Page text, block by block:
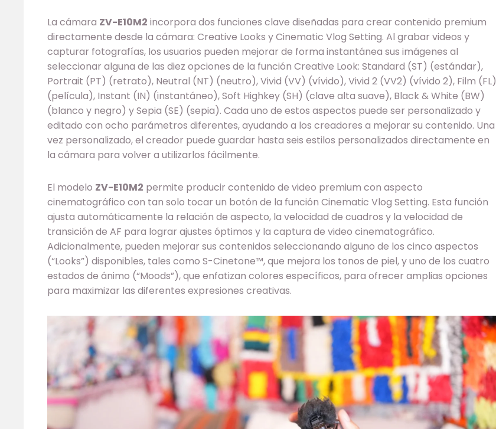
La cámara ZV-E10M2 incorpora dos funciones clave diseñadas para crear contenido premium
directamente desde la cámara: Creative Looks y Cinematic Vlog Setting. Al grabar videos y
capturar fotografías, los usuarios pueden mejorar de forma instantánea sus imágenes al
seleccionar alguna de las diez opciones de la función Creative Look: Standard (ST) (estándar),
Portrait (PT) (retrato), Neutral (NT) (neutro), Vivid (VV) (vívido), Vivid 2 (VV2) (vívido 2), Film (FL)
(película), Instant (IN) (instantáneo), Soft Highkey (SH) (clave alta suave), Black & White (BW)
(blanco y negro) y Sepia (SE) (sepia). Cada uno de estos aspectos puede ser personalizado y
editado con ocho parámetros diferentes, ayudando a los creadores a mejorar su contenido. Una
vez personalizado, el creador puede guardar hasta seis estilos personalizados directamente en
la cámara para volver a utilizarlos fácilmente.
El modelo ZV-E10M2 permite producir contenido de video premium con aspecto
cinematográfico con tan solo tocar un botón de la función Cinematic Vlog Setting. Esta función
ajusta automáticamente la relación de aspecto, la velocidad de cuadros y la velocidad de
transición de AF para lograr ajustes óptimos y la captura de video cinematográfico.
Adicionalmente, pueden mejorar sus contenidos seleccionando alguno de los cinco aspectos
(“Looks”) disponibles, tales como S-Cinetone™, que mejora los tonos de piel, y uno de los cuatro
estados de ánimo (“Moods”), que enfatizan colores específicos, para ofrecer amplias opciones
para maximizar las diferentes expresiones creativas.